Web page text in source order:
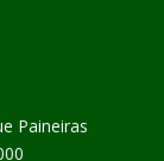
Paineiras